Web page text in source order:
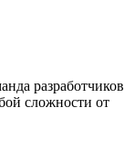
разработчиков
сложности от